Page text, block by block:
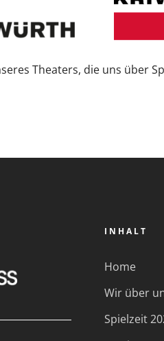
Theaters, die uns über
INHALT
Home
Wir über
Spielzeit